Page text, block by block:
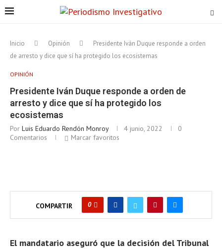
Inicio Opinión
Presidente Iván Duque responde a orden
de arresto y dice que sí ha protegido los ecosistemas
OPINIÓN
Presidente Iván Duque responde a orden de
arresto y dice que sí ha protegido los
ecosistemas
Por Luis Eduardo Rendón Monroy 4 junio, 2022
0
Comentarios
Marcar favoritos
COMPARTIR 0
El mandatario aseguró que la decisión del Tribunal